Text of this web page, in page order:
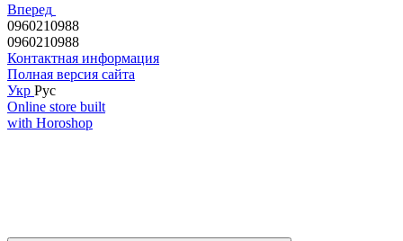
Вперед
0960210988
0960210988
Контактная информация
Полная версия сайта
Укр Рус
Online store built
with Horoshop